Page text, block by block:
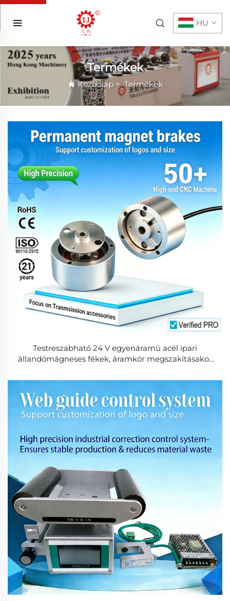
HU
Termékek
Kezdőlap>Termékek
Testreszabható 24 V egyenáramú acél ipari
állandómágneses fékek, áramkör megszakításakor
nyomaték, nagy nyomatékú, OEM